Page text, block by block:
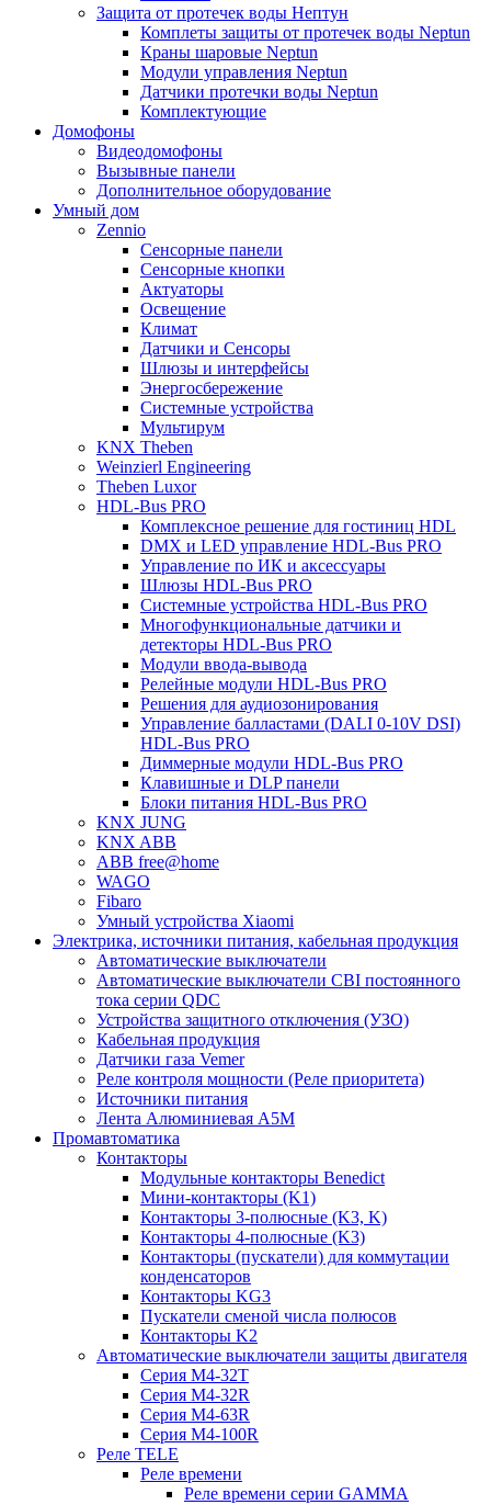
Защита от протечек воды Нептун
Комплеты защиты от протечек воды Neptun
Краны шаровые Neptun
Модули управления Neptun
Датчики протечки воды Neptun
Комплектующие
Домофоны
Видеодомофоны
Вызывные панели
Дополнительное оборудование
Умный дом
Zennio
Сенсорные панели
Сенсорные кнопки
Актуаторы
Освещение
Климат
Датчики и Сенсоры
Шлюзы и интерфейсы
Энергосбережение
Системные устройства
Мультирум
KNX Theben
Weinzierl Engineering
Theben Luxor
HDL-Bus PRO
Комплексное решение для гостиниц HDL
DMX и LED управление HDL-Bus PRO
Управление по ИК и аксессуары
Шлюзы HDL-Bus PRO
Системные устройства HDL-Bus PRO
Многофункциональные датчики и
детекторы HDL-Bus PRO
Модули ввода-вывода
Релейные модули HDL-Bus PRO
Решения для аудиозонирования
Управление балластами (DALI 0-10V DSI)
HDL-Bus PRO
Диммерные модули HDL-Bus PRO
Клавишные и DLP панели
Блоки питания HDL-Bus PRO
KNX JUNG
KNX ABB
ABB free@home
WAGO
Fibaro
Умный устройства Xiaomi
Электрика, источники питания, кабельная продукция
Автоматические выключатели
Автоматические выключатели CBI постоянного
тока серии QDC
Устройства защитного отключения (УЗО)
Кабельная продукция
Датчики газа Vemer
Реле контроля мощности (Реле приоритета)
Источники питания
Лента Алюминиевая А5М
Промавтоматика
Контакторы
Модульные контакторы Benedict
Мини-контакторы (K1)
Контакторы 3-полюсные (K3, K)
Контакторы 4-полюсные (K3)
Контакторы (пускатели) для коммутации
конденсаторов
Контакторы KG3
Пускатели сменой числа полюсов
Контакторы K2
Автоматические выключатели защиты двигателя
Серия M4-32T
Серия M4-32R
Серия M4-63R
Серия M4-100R
Реле TELE
Реле времени
Реле времени серии GAMMA